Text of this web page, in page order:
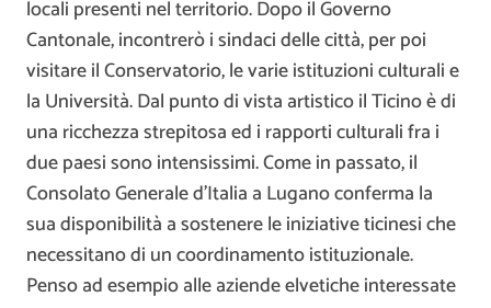
locali presenti nel territorio. Dopo il Governo
Cantonale, incontrerò i sindaci delle città, per poi
visitare il Conservatorio, le varie istituzioni culturali e
la Università. Dal punto di vista artistico il Ticino è di
una ricchezza strepitosa ed i rapporti culturali fra i
due paesi sono intensissimi. Come in passato, il
Consolato Generale d’Italia a Lugano conferma la
sua disponibilità a sostenere le iniziative ticinesi che
necessitano di un coordinamento istituzionale.
Penso ad esempio alle aziende elvetiche interessate